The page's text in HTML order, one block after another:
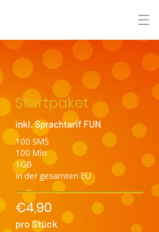
Startpaket
inkl. Sprachtarif FUN
100 SMS
100 Min
1GB
in der gesamten EU
€4,90
pro Stück